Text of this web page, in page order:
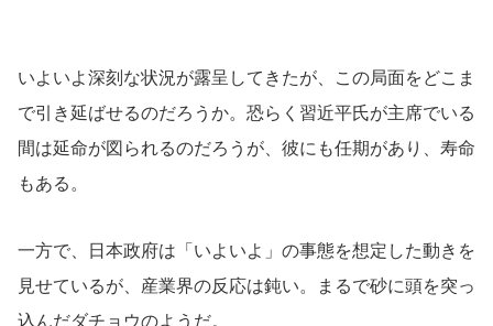
いよいよ深刻な状況が露呈してきたが、この局面をどこま
で引き延ばせるのだろうか。恐らく習近平氏が主席でいる
間は延命が図られるのだろうが、彼にも任期があり、寿命
もある。
一方で、日本政府は「いよいよ」の事態を想定した動きを
見せているが、産業界の反応は鈍い。まるで砂に頭を突っ
込んだダチョウのようだ。